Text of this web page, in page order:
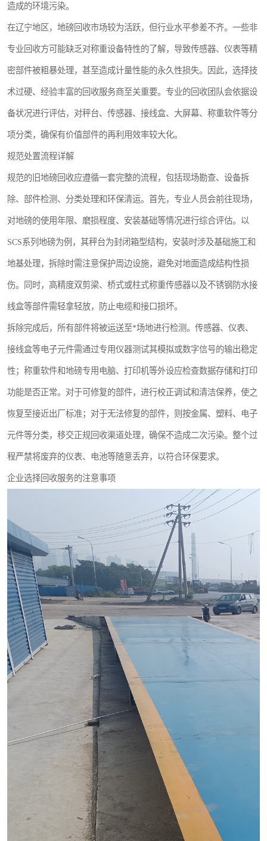
造成的环境污染。
在辽宁地区，地磅回收市场较为活跃，但行业水平参差不齐。一些非
专业回收方可能缺乏对称重设备特性的了解，导致传感器、仪表等精
密部件被粗暴处理，甚至造成计量性能的永久性损失。因此，选择技
术过硬、经验丰富的回收服务商至关重要。专业的回收团队会依据设
备状况进行评估，对秤台、传感器、接线盒、大屏幕、称重软件等分
项分类，确保有价值部件的再利用效率较大化。
规范处置流程详解
规范的旧地磅回收应遵循一套完整的流程，包括现场勘查、设备拆
除、部件检测、分类处理和环保清运。首先，专业人员会前往现场，
对地磅的使用年限、磨损程度、安装基础等情况进行综合评估。以
SCS系列地磅为例，其秤台为封闭箱型结构，安装时涉及基础施工和
地基处理，拆除时需注意保护周边设施，避免对地面造成结构性损
伤。同时，高精度双剪梁、桥式或柱式称重传感器以及不锈钢防水接
线盒等部件需轻拿轻放，防止电缆和接口损坏。
拆除完成后，所有部件将被运送至*场地进行检测。传感器、仪表、
接线盒等电子元件需通过专用仪器测试其模拟或数字信号的输出稳定
性；称重软件和地磅专用电脑、打印机等外设应检查数据存储和打印
功能是否正常。对于可修复的部件，进行校正调试和清洁保养，使之
恢复至接近出厂标准；对于无法修复的部件，则按金属、塑料、电子
元件等分类，移交正规回收渠道处理，确保不造成二次污染。整个过
程严禁将废弃的仪表、电池等随意丢弃，以符合环保要求。
企业选择回收服务的注意事项